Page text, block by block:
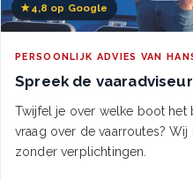
★4,8 op Google
PERSOONLIJK ADVIES VAN
Spreek de vaaradviseur
Twijfel je over welke boot het
vraag over de vaarroutes?
zonder verplichtingen.